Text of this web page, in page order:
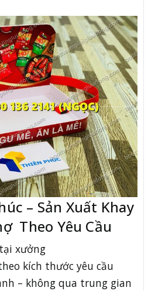
– Sản Xuất Khay
Theo Yêu Cầu
xưởng
kích thước yêu cầu
– không qua trung gian